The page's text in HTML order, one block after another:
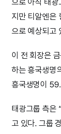
지만 티알엔은
으로 예상되고
이 전 회장은
하는 흥국생명
흥국생명이
태광그룹 측은
고 있다. 그룹